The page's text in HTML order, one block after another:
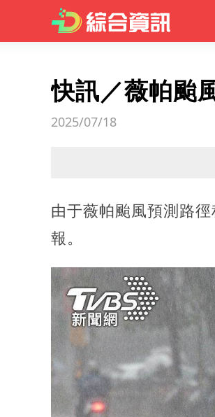
快訊／薇帕颱
2025/07/18
由于薇帕颱風預測路
報。